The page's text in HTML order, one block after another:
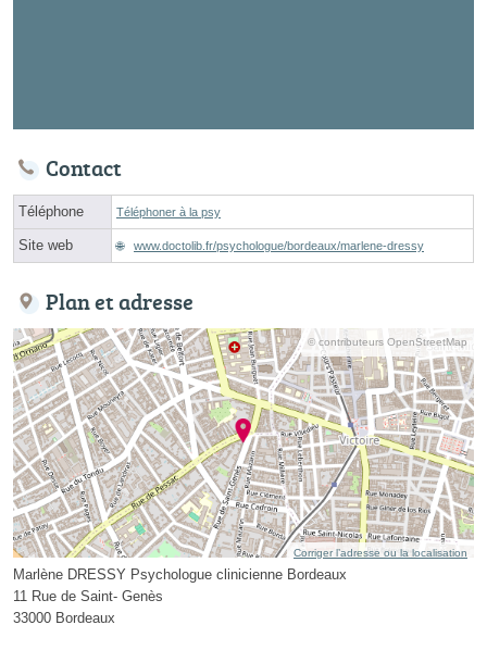
Contact
Téléphone Téléphoner à la psy
Site web www.doctolib.fr/psychologue/bordeaux/marlene-dressy
Plan et adresse
© contributeurs OpenStreetMap
Corriger l’adresse ou la localisation
Marlène DRESSY Psychologue clinicienne Bordeaux
11 Rue de Saint- Genès
33000 Bordeaux